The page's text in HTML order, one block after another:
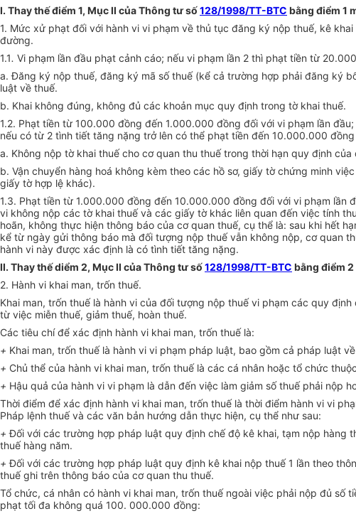
I. Thay thế điểm 1, Mục II của Thông tư số128/1998/TT-BTC bằng điểm 1
1. Mức xử phạt đối với hành vi vi phạm về thủ tục đăng ký nộp thuế, kê
đường.
1.1. Vi phạm lần đầu phạt cảnh cáo; nếu vi phạm lần 2 thì phạt tiền từ
a. Đăng ký nộp thuế, đăng ký mã số thuế (kể cả trường hợp phải đăng ký
luật về thuế.
b. Khai không đúng, không đủ các khoản mục quy định trong tờ khai thuế.
1.2. Phạt tiền từ 100.000 đồng đến 1.000.000 đồng đối với vi phạm lần
nếu có từ 2 tình tiết tăng nặng trở lên có thể phạt tiền đến 10.000.000
a. Không nộp tờ khai thuế cho cơ quan thu thuế trong thời hạn quy định
b. Vận chuyển hàng hoá không kèm theo các hồ sơ, giấy tờ chứng minh
giấy tờ hợp lệ khác).
1.3. Phạt tiền từ 1.000.000 đồng đến 10.000.000 đồng đối với vi phạm
vi không nộp các tờ khai thuế và các giấy tờ khác liên quan đến việc tính
hoãn, không thực hiện thông báo của cơ quan thuế, cụ thể là: sau khi hết
kể từ ngày gửi thông báo mà đối tượng nộp thuế vẫn không nộp, cơ quan
hành vi này được xác định là có tình tiết tăng nặng.
II. Thay thế diểm 2, Mục II của Thông tư số128/1998/TT-BTC bằng điểm
2. Hành vi khai man, trốn thuế.
Khai man, trốn thuế là hành vi của đối tượng nộp thuế vi phạm các quy
từ việc miễn thuế, giảm thuế, hoàn thuế.
Các tiêu chí để xác định hành vi khai man, trốn thuế là:
+ Khai man, trốn thuế là hành vi vi phạm pháp luật, bao gồm cả pháp luật
+ Chủ thể của hành vi khai man, trốn thuế là các cá nhân hoặc tổ chức
+ Hậu quả của hành vi vi phạm là dẫn đến việc làm giảm số thuế phải nộp
Thời điểm để xác định hành vi khai man, trốn thuế là thời điểm hành vi vi
Pháp lệnh thuế và các văn bản hướng dẫn thực hiện, cụ thể như sau:
+Đối với các trường hợp pháp luật quy định chế độ kê khai, tạm nộp hàng
thuế hàng năm.
+Đối với các trường hợp pháp luật quy định kê khai nộp thuế 1 lần theo
thuế ghi trên thông báo của cơ quan thu thuế.
Tổ chức, cá nhân có hành vi khai man, trốn thuế ngoài việc phải nộp đủ
phạt tối đa không quá 100. 000.000 đồng: